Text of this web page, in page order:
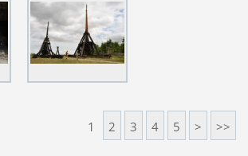
1 2 3 4 5 > >>